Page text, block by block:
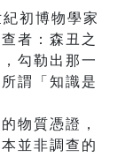
初博物學家
者：森丑之
勾勒出那一
謂「知識是
物質憑證，
並非調查的